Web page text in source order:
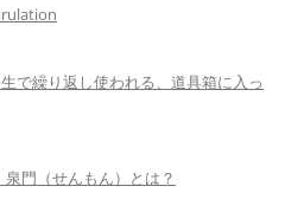
で繰り返し使われる、道具箱に入っ
門（せんもん）とは？